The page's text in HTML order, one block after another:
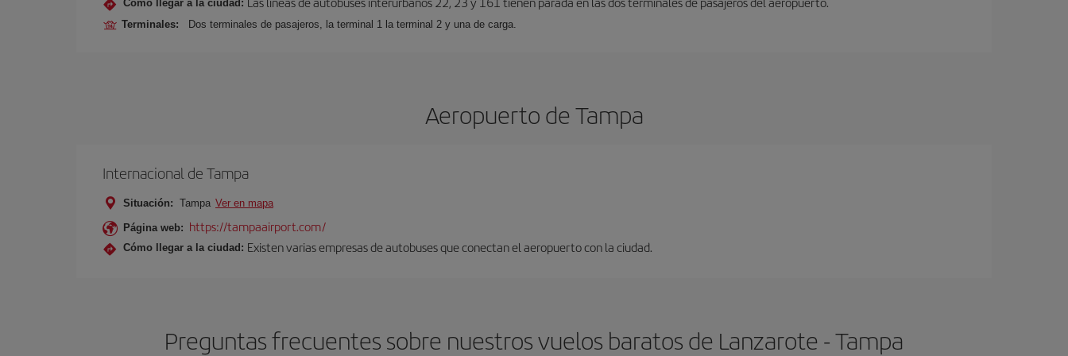
Cómo llegar a la ciudad:
Terminales: Dos terminales de pasajeros, la terminal 1 la terminal 2 y una de carga.
Aeropuerto de Tampa
Internacional de Tampa
Situación: Tampa Ver en mapa
Página web: https://tampaairport.com/
Cómo llegar a la ciudad: Existen varias empresas de autobuses que conectan el aeropuerto con la ciudad.
Preguntas frecuentes sobre nuestros vuelos baratos de Lanzarote - Tampa